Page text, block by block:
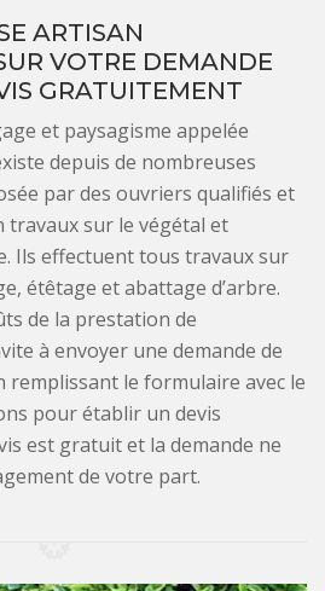
ARTISAN
VOTRE DEMANDE
GRATUITEMENT
et paysagisme appelée
depuis de nombreuses
par des ouvriers qualifiés et
travaux sur le végétal et
Ils effectuent tous travaux sur
étêtage et abattage d’arbre.
de la prestation de
à envoyer une demande de
remplissant le formulaire avec le
pour établir un devis
est gratuit et la demande ne
de votre part.